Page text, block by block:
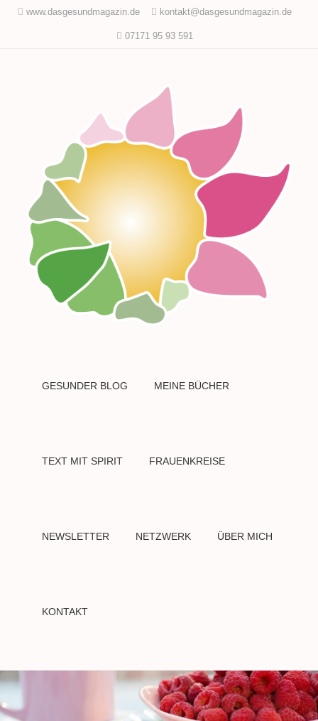
www.dasgesundmagazin.de kontakt@dasgesundmagazin.de
07171 95 93 591
GESUNDER BLOG MEINE BÜCHER
TEXT MIT SPIRIT FRAUENKREISE
NEWSLETTER NETZWERK ÜBER MICH
KONTAKT